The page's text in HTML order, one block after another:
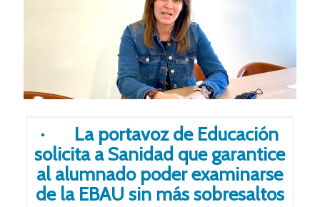
· La portavoz de Educación
solicita a Sanidad que garantice
al alumnado poder examinarse
de la EBAU sin más sobresaltos